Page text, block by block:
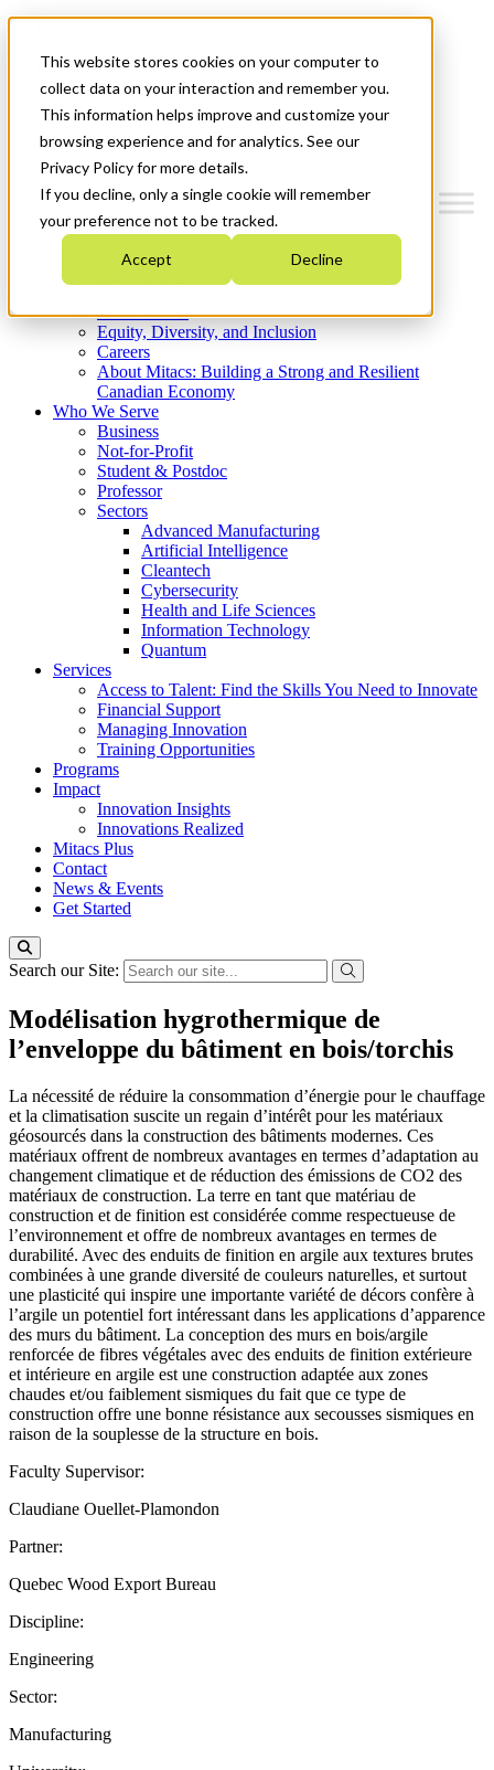
This website stores cookies on your computer to
collect data on your interaction and remember you.
This information helps improve and customize your
browsing experience and for analytics. See our
Privacy Policy for more details.
If you decline, only a single cookie will remember
your preference not to be tracked.
Accept Decline
News & Events
Get Started
Menu
Who We Are
Strategic Plan 2026-2030
What We Do
Equity, Diversity, and Inclusion
Careers
About Mitacs: Building a Strong and Resilient
Canadian Economy
Who We Serve
Business
Not-for-Profit
Student & Postdoc
Professor
Sectors
Advanced Manufacturing
Artificial Intelligence
Cleantech
Cybersecurity
Health and Life Sciences
Information Technology
Quantum
Services
Access to Talent: Find the Skills You Need to Innovate
Financial Support
Managing Innovation
Training Opportunities
Programs
Impact
Innovation Insights
Innovations Realized
Mitacs Plus
Contact
News & Events
Get Started
Search our Site:
Modélisation hygrothermique de
l’enveloppe du bâtiment en bois/torchis
La nécessité de réduire la consommation d’énergie pour le chauffage
et la climatisation suscite un regain d’intérêt pour les matériaux
géosourcés dans la construction des bâtiments modernes. Ces
matériaux offrent de nombreux avantages en termes d’adaptation au
changement climatique et de réduction des émissions de CO2 des
matériaux de construction. La terre en tant que matériau de
construction et de finition est considérée comme respectueuse de
l’environnement et offre de nombreux avantages en termes de
durabilité. Avec des enduits de finition en argile aux textures brutes
combinées à une grande diversité de couleurs naturelles, et surtout
une plasticité qui inspire une importante variété de décors confère à
l’argile un potentiel fort intéressant dans les applications d’apparence
des murs du bâtiment. La conception des murs en bois/argile
renforcée de fibres végétales avec des enduits de finition extérieure
et intérieure en argile est une construction adaptée aux zones
chaudes et/ou faiblement sismiques du fait que ce type de
construction offre une bonne résistance aux secousses sismiques en
raison de la souplesse de la structure en bois.
Faculty Supervisor:
Claudiane Ouellet-Plamondon
Partner:
Quebec Wood Export Bureau
Discipline:
Engineering
Sector:
Manufacturing